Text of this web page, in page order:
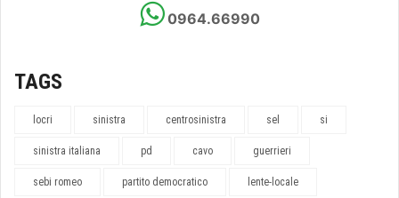
0964.66990
TAGS
locri sinistra centrosinistra sel si
sinistra italiana pd cavo guerrieri
sebi romeo partito democratico lente-locale